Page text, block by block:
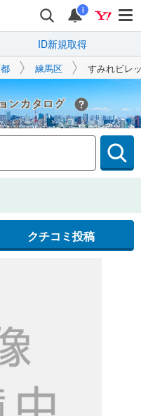
i
ID新規取得
練馬区 すみれビレ
Yahoo!不動産
クチコミ投稿